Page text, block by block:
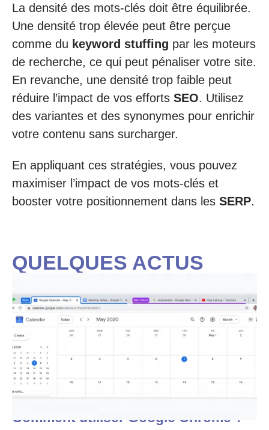
La densité des mots-clés doit être équilibrée.
Une densité trop élevée peut être perçue
comme du keyword stuffing par les moteurs
de recherche, ce qui peut pénaliser votre site.
En revanche, une densité trop faible peut
réduire l’impact de vos efforts SEO. Utilisez
des variantes et des synonymes pour enrichir
votre contenu sans surcharger.
En appliquant ces stratégies, vous pouvez
maximiser l’impact de vos mots-clés et
booster votre positionnement dans les SERP.
QUELQUES ACTUS
Comment utiliser Google Chrome ?